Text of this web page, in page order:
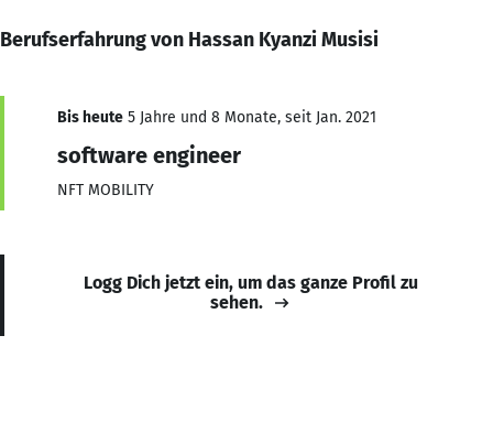
Berufserfahrung von Hassan Kyanzi Musisi
Bis heute 5 Jahre und 8 Monate, seit Jan. 2021
software engineer
NFT MOBILITY
Logg Dich jetzt ein, um das ganze Profil zu
sehen.